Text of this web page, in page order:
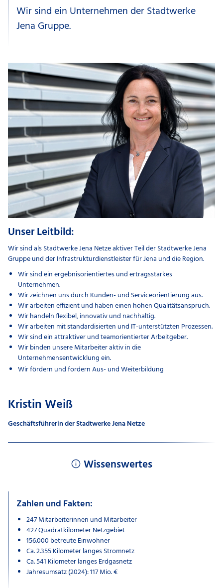
Wir sind ein Unternehmen der Stadtwerke
Jena Gruppe.
Unser Leitbild:
Wir sind als Stadtwerke Jena Netze aktiver Teil der Stadtwerke Jena
Gruppe und der Infrastrukturdienstleister für Jena und die Region.
Wir sind ein ergebnisorientiertes und ertragsstarkes
Unternehmen.
Wir zeichnen uns durch Kunden- und Serviceorientierung aus.
Wir arbeiten effizient und haben einen hohen Qualitätsanspruch.
Wir handeln flexibel, innovativ und nachhaltig.
Wir arbeiten mit standardisierten und IT-unterstützten Prozessen.
Wir sind ein attraktiver und teamorientierter Arbeitgeber.
Wir binden unsere Mitarbeiter aktiv in die
Unternehmensentwicklung ein.
Wir fördern und fordern Aus- und Weiterbildung
Kristin Weiß
Geschäftsführerin der Stadtwerke Jena Netze
Wissenswertes
Zahlen und Fakten:
247 Mitarbeiterinnen und Mitarbeiter
427 Quadratkilometer Netzgebiet
156.000 betreute Einwohner
Ca. 2.355 Kilometer langes Stromnetz
Ca. 541 Kilometer langes Erdgasnetz
Jahresumsatz (2024): 117 Mio. €